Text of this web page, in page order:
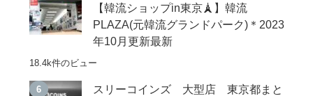
【韓流ショップin東京🗼】韓流
PLAZA(元韓流グランドパーク)＊2023
年10月更新最新
18.4k件のビュー
スリーコインズ 大型店 東京都まと